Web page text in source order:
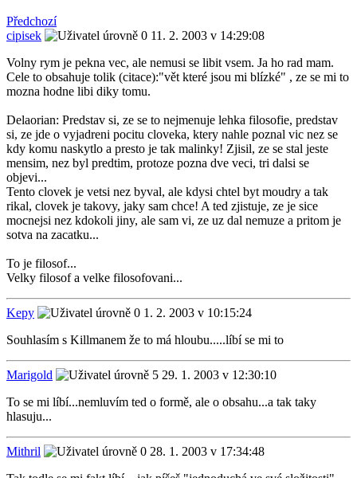
Předchozí
cipisek
11. 2. 2003 v 14:29:08
Volny rym je pekna vec, ale nemusi se libit vsem. Ja ho rad mam.
Cele to obsahuje tolik (citace):"vět které jsou mi blízké" , ze se mi to
mozna hodne libi diky tomu.
Delaorian: Predstav si, ze se to nejmenuje lehka filosofie, predstav
si, ze jde o vyjadreni pocitu cloveka, ktery nahle poznal vic nez se
kdy komu naskytlo a presto je tak malinky! Zjisil, ze se stal jeste
mensim, nez byl predtim, protoze pozna dve veci, tri dalsi se
objevi...
Tento clovek je vetsi nez byval, ale kdysi chtel byt moudry a tak
rikal, clovek je takovy, jaky sam chce! A ted zjistuje, ze je sice
mocnejsi nez kdokoli jiny, ale sam vi, ze uz dal nemuze a pritom je
sotva na zacatku...
To je filosof...
Velky filosof a velke filosofovani...
Kepy
1. 2. 2003 v 10:15:24
Souhlasím s Killmanem že to má hloubu.....líbí se mi to
Marigold
29. 1. 2003 v 12:30:10
To se mi líbí...nemluvím ted o formě, ale o obsahu...a tak taky
hlasuju...
Mithril
28. 1. 2003 v 17:34:48